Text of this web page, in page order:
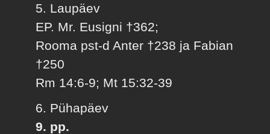
5. Laupäev
EP. Mr. Eusigni †362;
Rooma pst-d Anter †238 ja Fabian
†250
Rm 14:6-9; Mt 15:32-39
6. Pühapäev
9. pp.